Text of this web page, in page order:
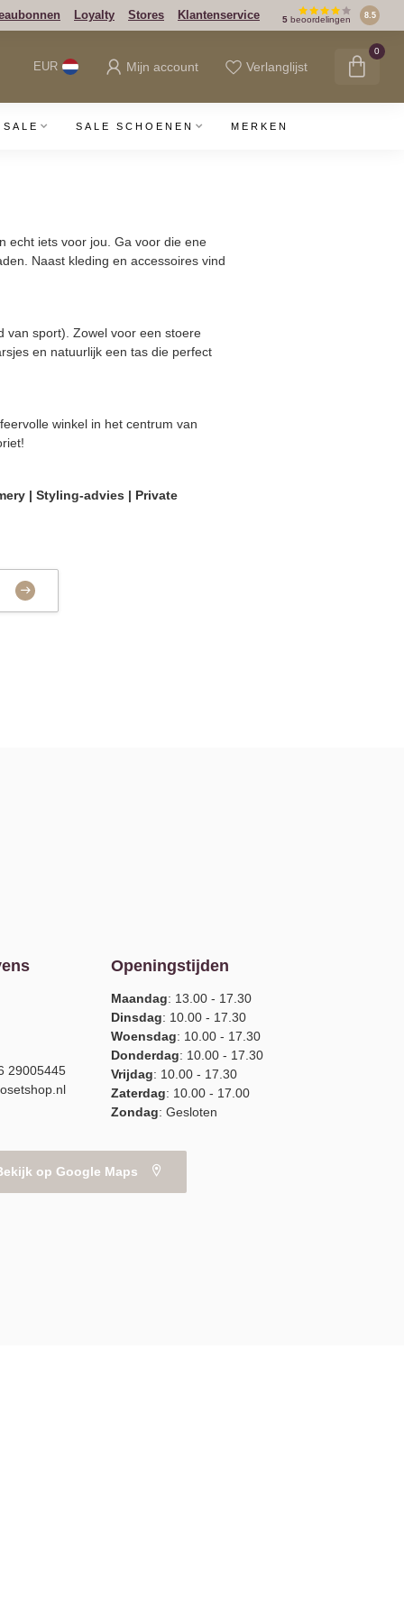
Loyalty Stores Klantenservice 5 beoordelingen 8.5
EUR Mijn account Verlanglijst
0
SALE SALE SCHOENEN MERKEN
echt iets voor jou. Ga voor die ene
Naast kleding en accessoires vind
van sport). Zowel voor een stoere
en natuurlijk een tas die perfect
winkel in het centrum van
| Styling-advies | Private
29005445
Openingstijden
Maandag: 13.00 - 17.30
Dinsdag: 10.00 - 17.30
Woensdag: 10.00 - 17.30
Donderdag: 10.00 - 17.30
Vrijdag: 10.00 - 17.30
Zaterdag: 10.00 - 17.00
Zondag: Gesloten
op Google Maps